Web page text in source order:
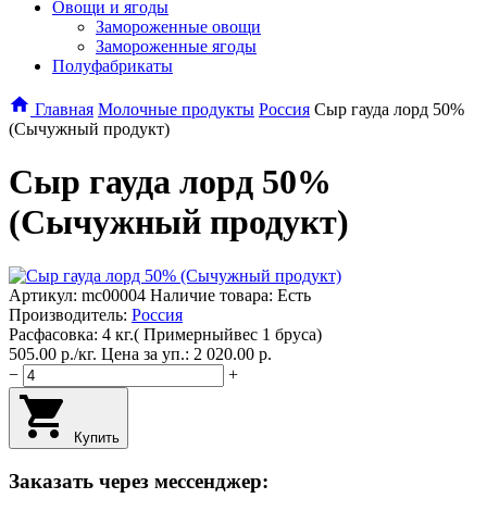
Овощи и ягоды
Замороженные овощи
Замороженные ягоды
Полуфабрикаты
Главная Молочные продукты Россия Сыр гауда лорд 50%
(Сычужный продукт)
Сыр гауда лорд 50%
(Сычужный продукт)
Артикул: mc00004 Наличие товара: Есть
Производитель: Россия
Расфасовка: 4 кг.( Примерныйвес 1 бруса)
505.00 p./кг. Цена за уп.: 2 020.00 p.
−
+
Купить
Заказать через мессенджер: